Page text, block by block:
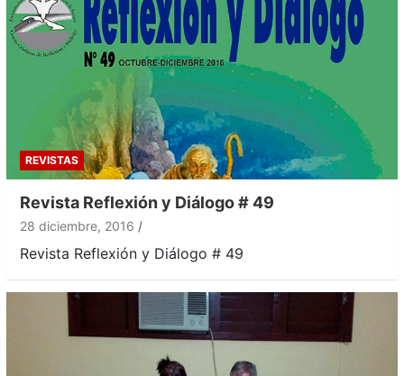
REVISTAS
Revista Reflexión y Diálogo # 49
28 diciembre, 2016
Revista Reflexión y Diálogo # 49